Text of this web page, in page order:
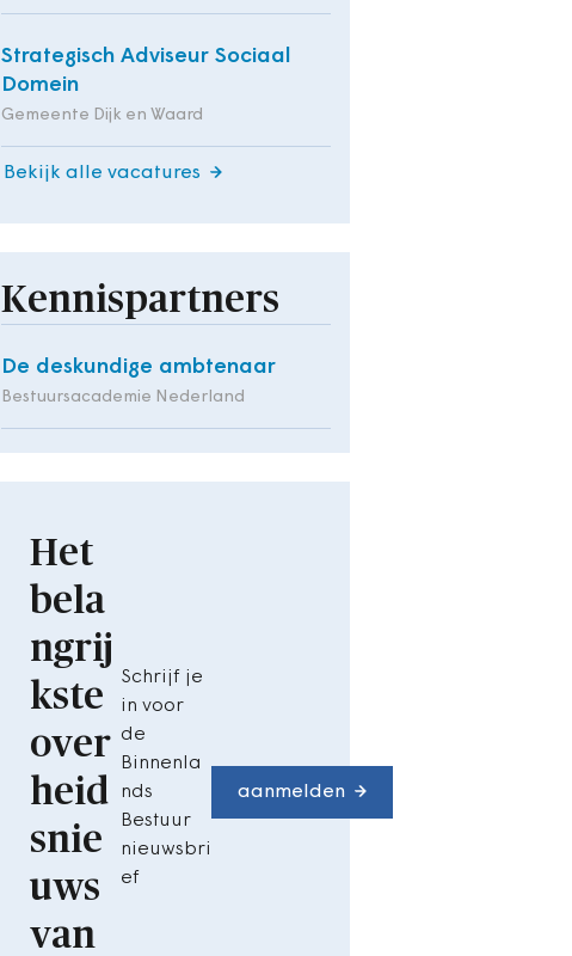
Strategisch Adviseur Sociaal
Domein
Gemeente Dijk en Waard
Bekijk alle vacatures
Kennispartners
De deskundige ambtenaar
Bestuursacademie Nederland
Het
bela
ngrij
kste
over
heid
snie
uws
van
Schrijf je
in voor
de
Binnenla
nds
Bestuur
nieuwsbri
ef
aanmelden